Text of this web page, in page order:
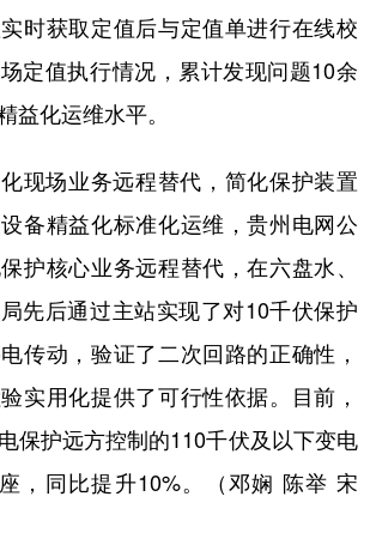
时获取定值后与定值单进行在线校
定值执行情况，累计发现问题10余
益化运维水平。
场业务远程替代，简化保护装置
备精益化标准化运维，贵州电网公
护核心业务远程替代，在六盘水、
先后通过主站实现了对10千伏保护
传动，验证了二次回路的正确性，
实用化提供了可行性依据。目前，
保护远方控制的110千伏及以下变电
，同比提升10%。（邓娴 陈举 宋